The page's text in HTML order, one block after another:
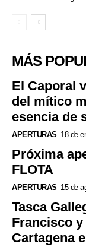
MÁS
El Caporal
del mítico
esencia de
APERTURAS 18 de
Próxima
FLOTA
APERTURAS 15 de
Tasca
Francisco
Cartagena